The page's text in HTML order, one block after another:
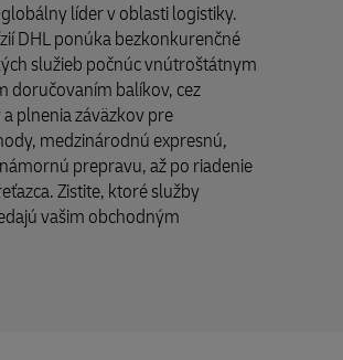
líder v oblasti logistiky.
DHL ponúka bezkonkurenčné
služieb počnúc vnútroštátnym
doručovaním balíkov, cez
plnenia záväzkov pre
medzinárodnú expresnú,
prepravu, až po riadenie
Zistite, ktoré služby
vašim obchodným